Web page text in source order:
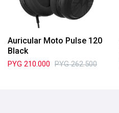
Auricular Moto Pulse 120
Black
PYG 210.000 PYG 262.500